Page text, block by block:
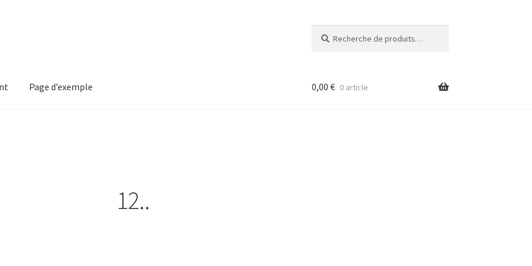
pour :
Page d’exemple 0,00 € 0 article
12..